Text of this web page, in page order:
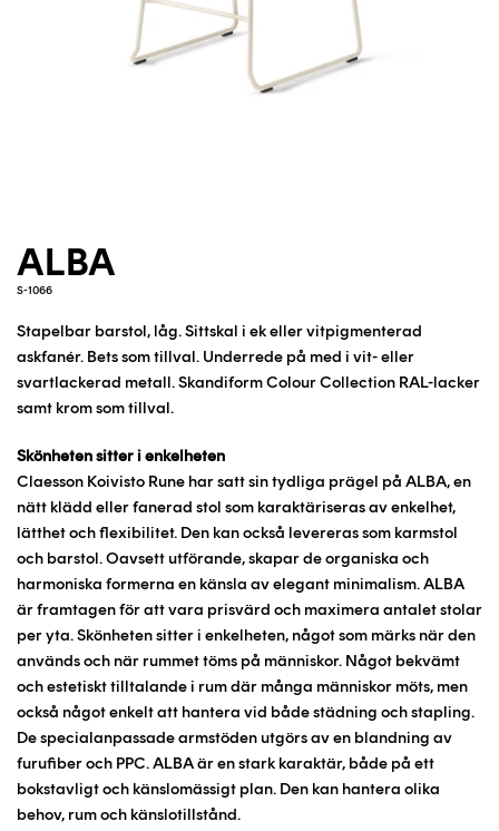
ALBA
S-1066
Stapelbar barstol, låg. Sittskal i ek eller vitpigmenterad
askfanér. Bets som tillval. Underrede på med i vit- eller
svartlackerad metall. Skandiform Colour Collection RAL-lacker
samt krom som tillval.
Skönheten sitter i enkelheten
Claesson Koivisto Rune har satt sin tydliga prägel på ALBA, en
nätt klädd eller fanerad stol som karaktäriseras av enkelhet,
lätthet och flexibilitet. Den kan också levereras som karmstol
och barstol. Oavsett utförande, skapar de organiska och
harmoniska formerna en känsla av elegant minimalism. ALBA
är framtagen för att vara prisvärd och maximera antalet stolar
per yta. Skönheten sitter i enkelheten, något som märks när den
används och när rummet töms på människor. Något bekvämt
och estetiskt tilltalande i rum där många människor möts, men
också något enkelt att hantera vid både städning och stapling.
De specialanpassade armstöden utgörs av en blandning av
furufiber och PPC. ALBA är en stark karaktär, både på ett
bokstavligt och känslomässigt plan. Den kan hantera olika
behov, rum och känslotillstånd.